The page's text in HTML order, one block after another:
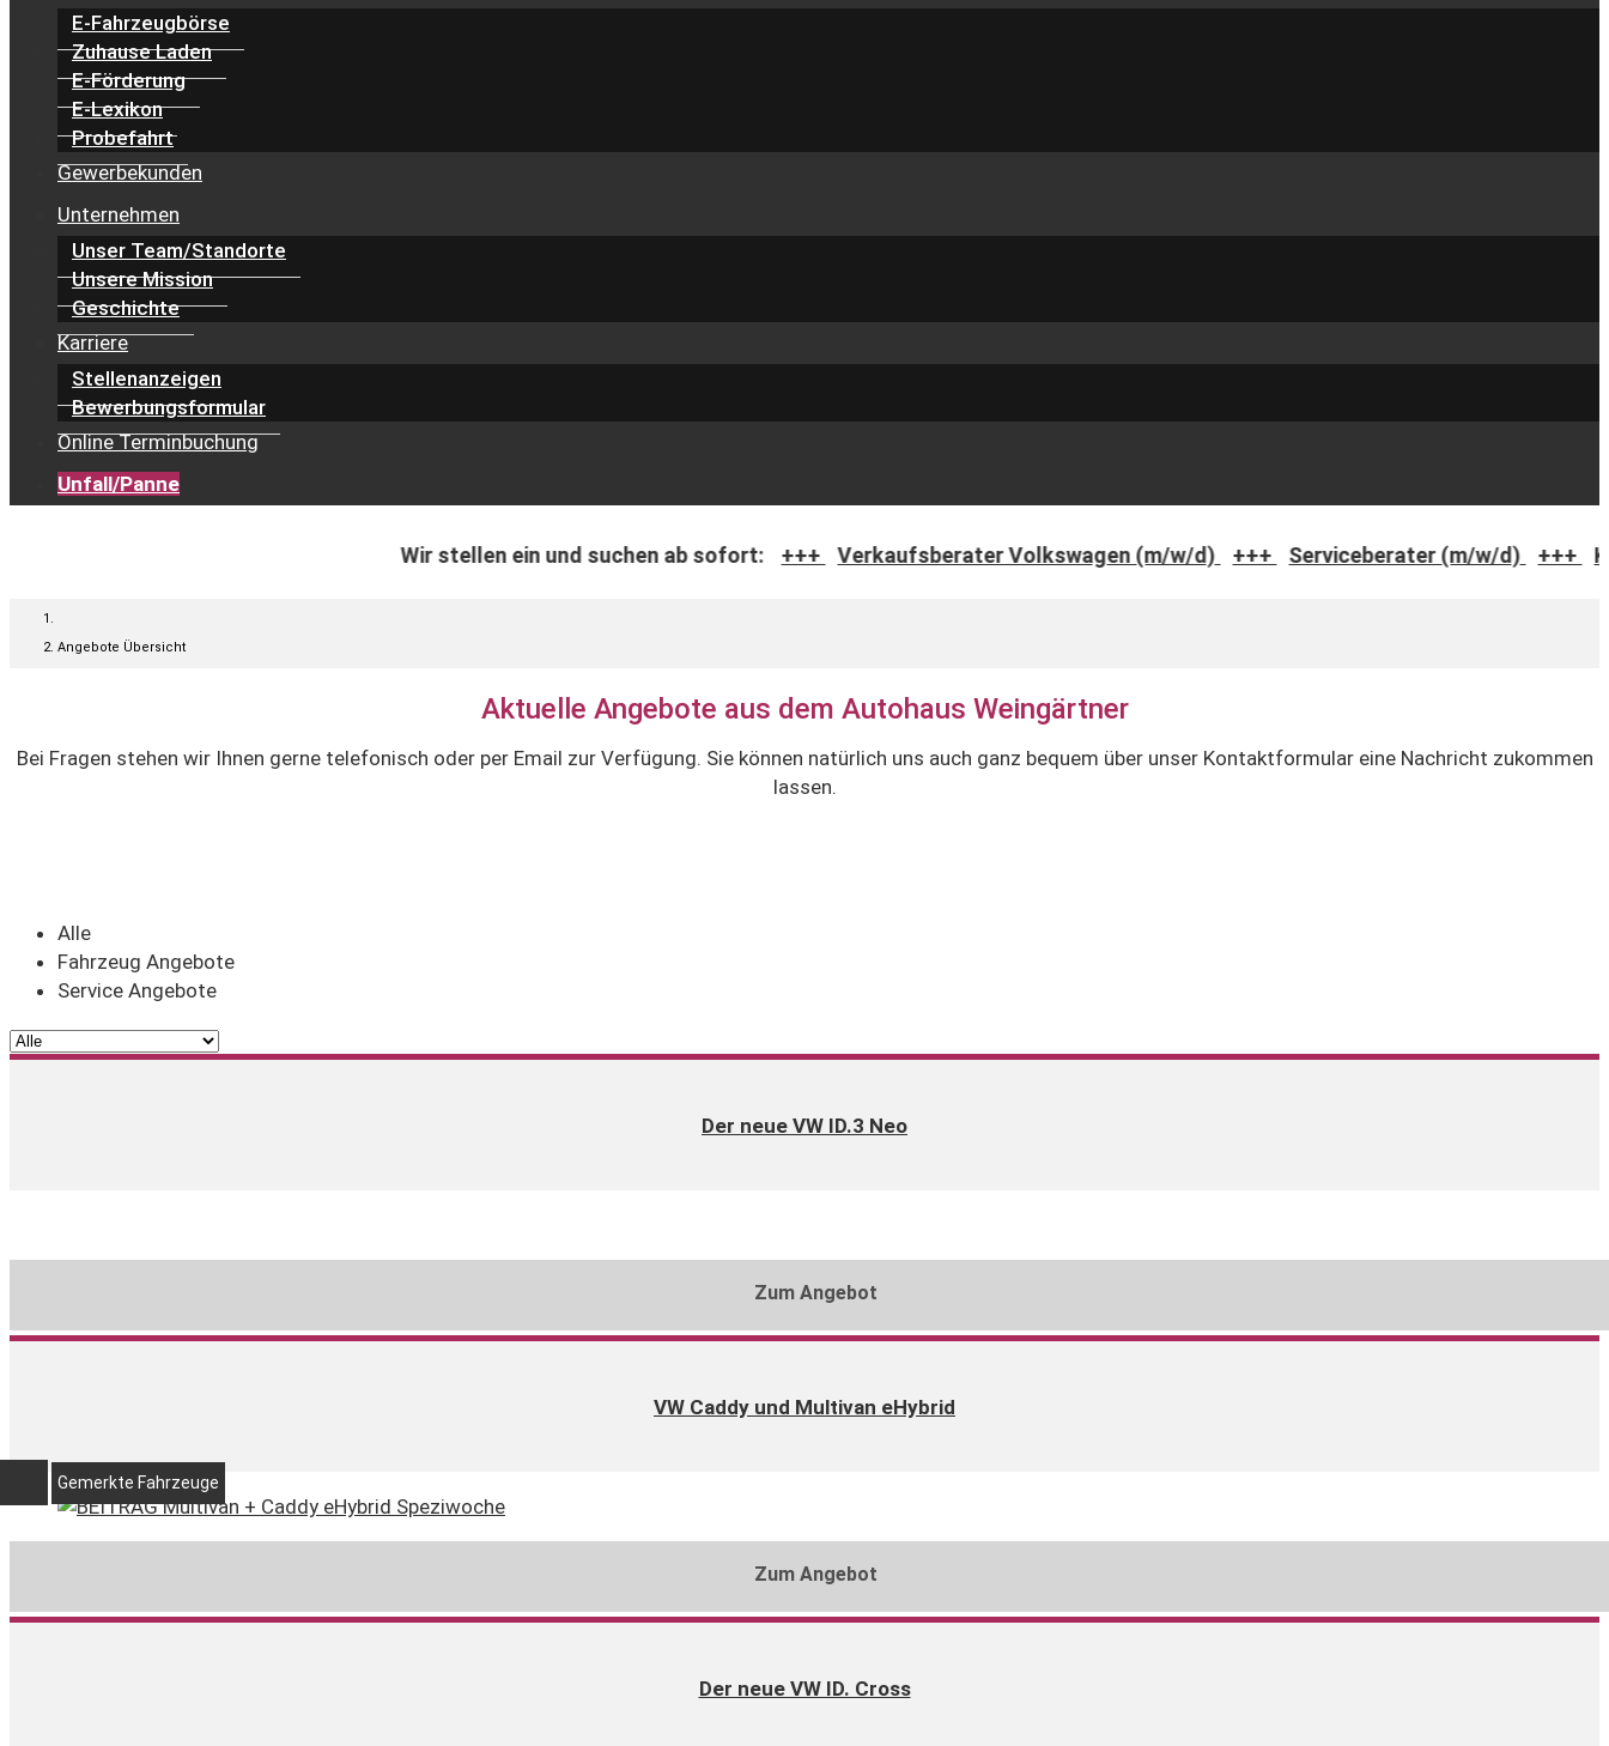
E-Fahrzeugbörse
Zuhause Laden
E-Förderung
E-Lexikon
Probefahrt
Gewerbekunden
Unternehmen
Unser Team/Standorte
Unsere Mission
Geschichte
Karriere
Stellenanzeigen
Bewerbungsformular
Online Terminbuchung
Unfall/Panne
Wir stellen ein und suchen ab sofort: +++ Verkaufsberater Volkswagen (m/w/d) +++ Serviceberater (m/w/d) +++ Kfz-Mechatroniker/in
Angebote Übersicht
Aktuelle Angebote aus dem Autohaus Weingärtner
Bei Fragen stehen wir Ihnen gerne telefonisch oder per Email zur Verfügung. Sie können natürlich uns auch ganz bequem über unser Kontaktformular eine Nachricht zukommen
lassen.
Alle
Fahrzeug Angebote
Service Angebote
Der neue VW ID.3 Neo
Zum Angebot
VW Caddy und Multivan eHybrid
Zum Angebot
Der neue VW ID. Cross
Gemerkte Fahrzeuge